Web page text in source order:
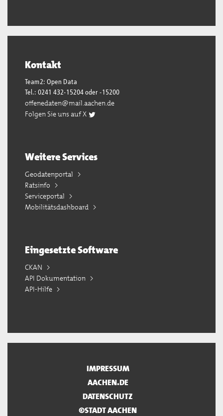
Kontakt
Team2: Open Data
Tel.: 0241 432-15204 oder -15200
offenedaten@mail.aachen.de
Folgen Sie uns auf X
Weitere Services
Geodatenportal
Ratsinfo
Serviceportal
Mobilitätsdashboard
Eingesetzte Software
CKAN
API Dokumentation
API-Hilfe
IMPRESSUM
AACHEN.DE
DATENSCHUTZ
©STADT AACHEN